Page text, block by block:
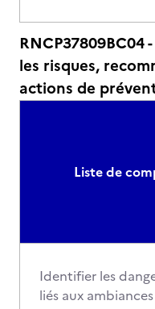
les risques,
actions de
Liste de
Identifier les
liés aux